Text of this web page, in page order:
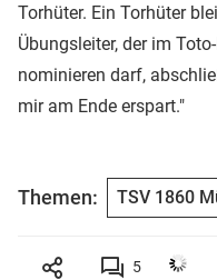
Torhüter. Ein Torhüter
Übungsleiter, der im
nominieren darf,
mir am Ende erspart."
Themen: TSV 1860
5